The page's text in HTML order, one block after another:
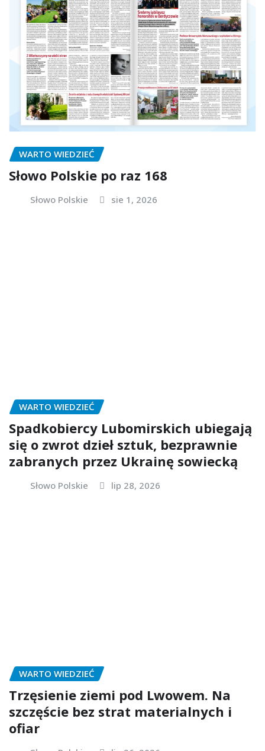
WARTO WIEDZIEĆ
Słowo Polskie po raz 168
Słowo Polskie sie 1, 2026
WARTO WIEDZIEĆ
Spadkobiercy Lubomirskich ubiegają
się o zwrot dzieł sztuk, bezprawnie
zabranych przez Ukrainę sowiecką
Słowo Polskie lip 28, 2026
WARTO WIEDZIEĆ
Trzęsienie ziemi pod Lwowem. Na
szczęście bez strat materialnych i
ofiar